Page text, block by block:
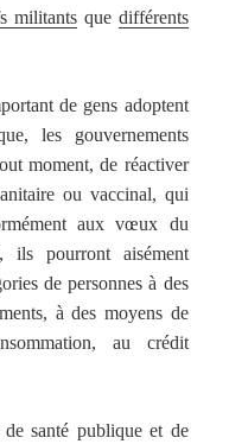
militantsque différents
de gens adoptent
les gouvernements
moment, de réactiver
ou vaccinal, qui
aux vœux du
ils pourront aisément
de personnes à des
à des moyens de
au crédit
santé publique et de